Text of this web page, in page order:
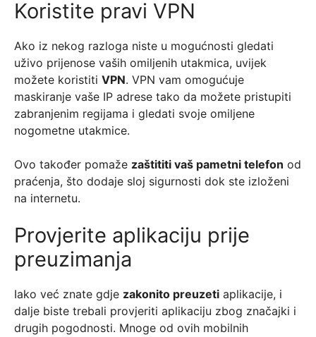
Koristite pravi VPN
Ako iz nekog razloga niste u mogućnosti gledati
uživo prijenose vaših omiljenih utakmica, uvijek
možete koristiti VPN. VPN vam omogućuje
maskiranje vaše IP adrese tako da možete pristupiti
zabranjenim regijama i gledati svoje omiljene
nogometne utakmice.
Ovo također pomaže zaštititi vaš pametni telefon od
praćenja, što dodaje sloj sigurnosti dok ste izloženi
na internetu.
Provjerite aplikaciju prije
preuzimanja
Iako već znate gdje zakonito preuzeti aplikacije, i
dalje biste trebali provjeriti aplikaciju zbog značajki i
drugih pogodnosti. Mnoge od ovih mobilnih